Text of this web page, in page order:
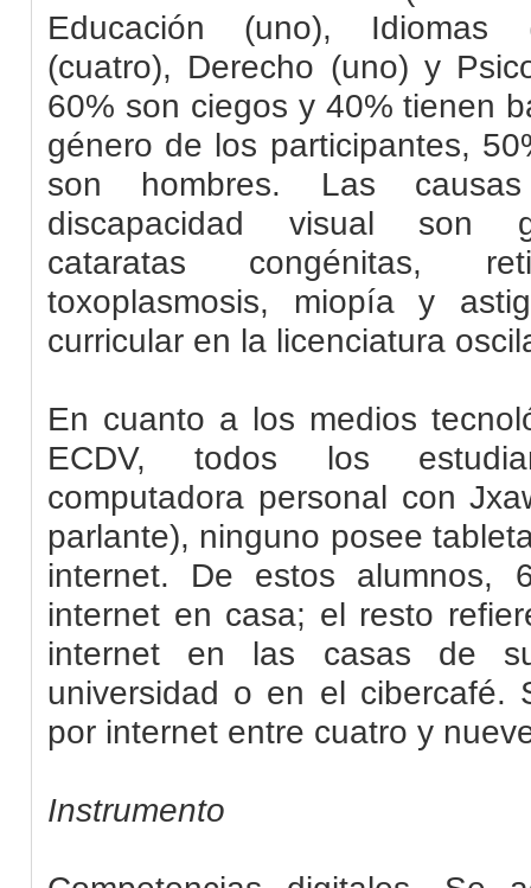
Educación (uno), Idiomas
(cuatro), Derecho (uno) y
60% son ciegos y 40% tienen
género de los participantes,
son hombres. Las
discapacidad visual son
cataratas congénitas,
toxoplasmosis, miopía y
curricular en la licenciatura
En cuanto a los medios
ECDV, todos los
computadora personal con
parlante), ninguno posee
internet. De estos alumnos,
internet en casa; el resto
internet en las casas de
universidad o en el cibercafé.
por internet entre cuatro y
Instrumento